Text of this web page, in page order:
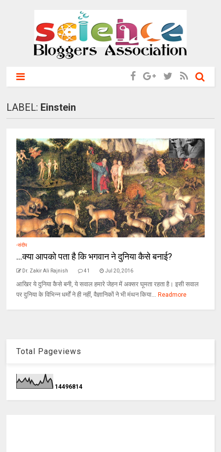
LABEL: Einstein
-संदीप
...क्‍या आपको पता है कि भगवान ने दुनिया कैसे बनाई?
Dr. Zakir Ali Rajnish 41 Jul 20, 2016
आखिर ये दुनिया कैसे बनी, ये सवाल हमारे जेहन में अक्‍सर घूमता रहता है। इसी सवाल
पर दुनिया के विभिन्‍न धर्मों ने ही नहीं, वैज्ञानिकों ने भी मंथन किया... Readmore
Total Pageviews
14496814